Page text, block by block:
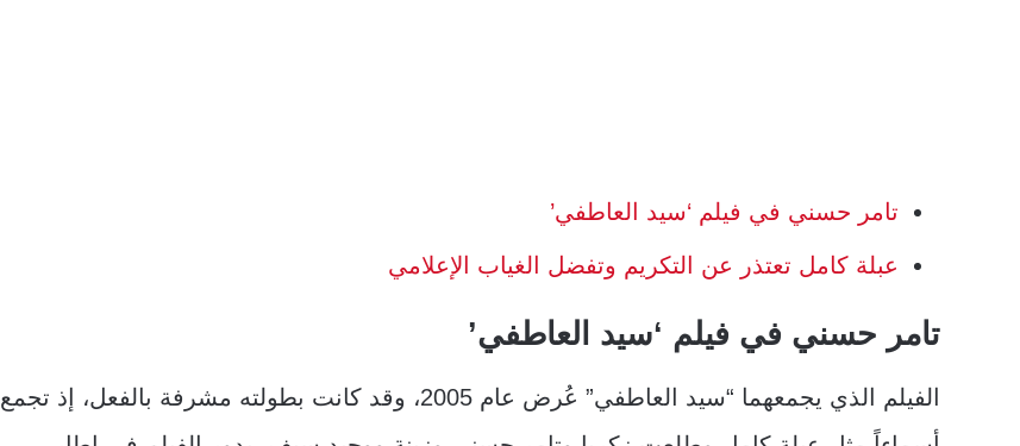
تامر حسني في فيلم ‘سيد العاطفي’
عبلة كامل تعتذر عن التكريم وتفضل الغياب الإعلامي
تامر حسني في فيلم ‘سيد العاطفي’
الفيلم الذي يجمعهما “سيد العاطفي” عُرض عام 2005، وقد كانت بطولته مشرفة بالفعل، إذ تجمع